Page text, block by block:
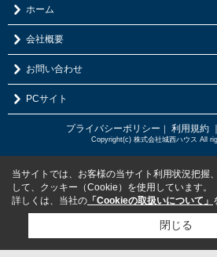
ホーム
会社概要
お問い合わせ
PCサイト
プライバシーポリシー ｜ 利用規約
Copyright(c) 株式会社城西ハウス All
当サイトでは、お客様の当サイト利用状況把握
して、クッキー（Cookie）を使用しています。
詳しくは、当社の 「Cookieの取扱いについて」
閉じる